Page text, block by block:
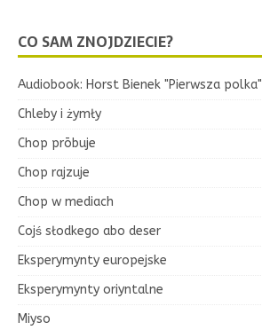
CO SAM ZNOJDZIECIE?
Audiobook: Horst Bienek "Pierwsza polka"
Chleby i żymły
Chop prōbuje
Chop rajzuje
Chop w mediach
Cojś słodkego abo deser
Eksperymynty europejske
Eksperymynty oriyntalne
Miyso